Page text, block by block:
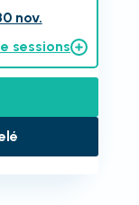
nov.
sessions